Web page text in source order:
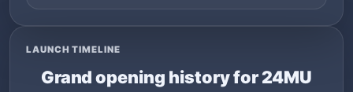
LAUNCH TIMELINE
Grand opening history for 24MU